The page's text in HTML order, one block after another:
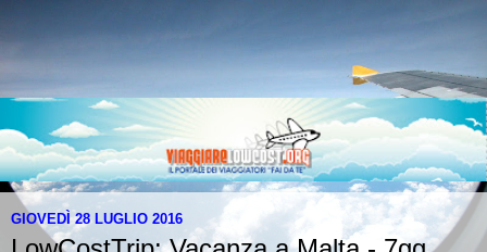
GIOVEDÌ 28 LUGLIO 2016